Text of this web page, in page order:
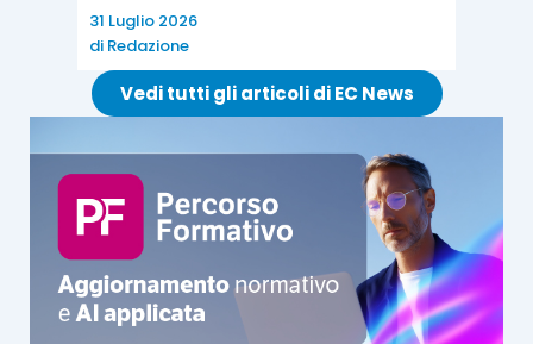
31 Luglio 2026
di Redazione
Vedi tutti gli articoli di EC News